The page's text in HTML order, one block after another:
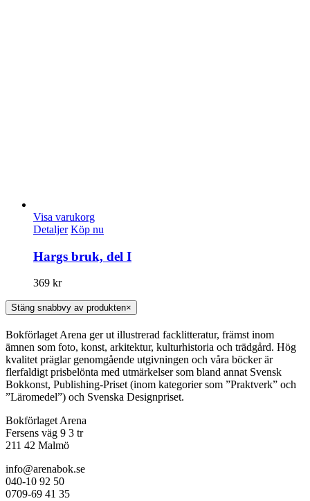
Visa varukorg
Detaljer Köp nu
Hargs bruk, del I
369 kr
Stäng snabbvy av produkten×
Bokförlaget Arena ger ut illustrerad facklitteratur, främst inom
ämnen som foto, konst, arkitektur, kulturhistoria och trädgård. Hög
kvalitet präglar genomgående utgivningen och våra böcker är
flerfaldigt prisbelönta med utmärkelser som bland annat Svensk
Bokkonst, Publishing-Priset (inom kategorier som ”Praktverk” och
”Läromedel”) och Svenska Designpriset.
Bokförlaget Arena
Fersens väg 9 3 tr
211 42 Malmö
info@arenabok.se
040-10 92 50
0709-69 41 35